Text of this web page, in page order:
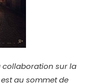
collaboration sur la
au sommet de